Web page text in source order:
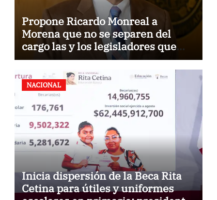
Propone Ricardo Monreal a
Morena que no se separen del
cargo las y los legisladores que
quieren reelegirse
NACIONAL
Inicia dispersión de la Beca Rita
Cetina para útiles y uniformes